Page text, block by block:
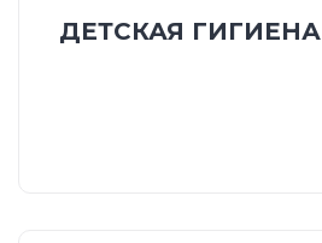
ДЕТСКАЯ ГИГИЕНА